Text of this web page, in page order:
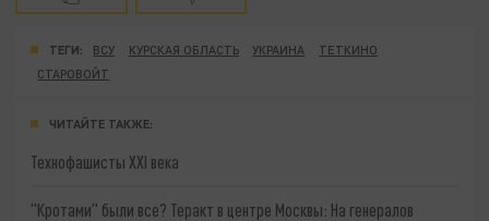
ТЕГИ: ВСУ КУРСКАЯ ОБЛАСТЬ УКРАИНА
ТЕТКИНО
СТАРОВОЙТ
ЧИТАЙТЕ ТАКЖЕ:
Технофашисты XXI века
"Кротами" были все? Теракт в центре Москвы: На генералов